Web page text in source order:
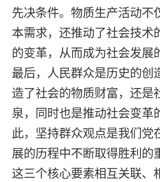
先决条件。物质生产活动不
本需求，还推动了社会技术
的变革，从而成为社会发展
最后，人民群众是历史的创
造了社会的物质财富，还是
泉，同时也是推动社会变革
此，坚持群众观点是我们党
展的历程中不断取得胜利的
这三个核心要素相互关联、